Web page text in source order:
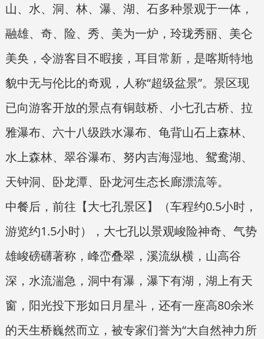
山、水、洞、林、瀑、湖、石多种景观于一体，
融雄、奇、险、秀、美为一炉，玲珑秀丽、美仑
美奂，令游客目不暇接，耳目常新，是喀斯特地
貌中无与伦比的奇观，人称“超级盆景”。景区现
已向游客开放的景点有铜鼓桥、小七孔古桥、拉
雅瀑布、六十八级跌水瀑布、龟背山石上森林、
水上森林、翠谷瀑布、努内吉海湿地、鸳鸯湖、
天钟洞、卧龙潭、卧龙河生态长廊漂流等。
中餐后，前往【大七孔景区】（车程约0.5小时，
游览约1.5小时），大七孔以景观峻险神奇、气势
雄峻磅礴著称，峰峦叠翠，溪流纵横，山高谷
深，水流湍急，洞中有瀑，瀑下有湖，湖上有天
窗，阳光投下形如日月星斗，还有一座高80余米
的天生桥巍然而立，被专家们誉为“大自然神力所